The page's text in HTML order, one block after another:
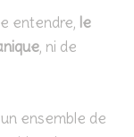
entendre, le
, ni de
ensemble de